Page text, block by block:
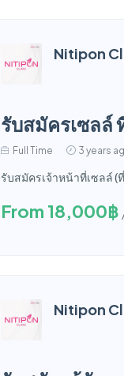
Nitipon
รับสมัครเซลล์
Full Time 3 years
รับสมัครเจ้าหน้าที่เซลล์
From 18,000฿
Nitipon